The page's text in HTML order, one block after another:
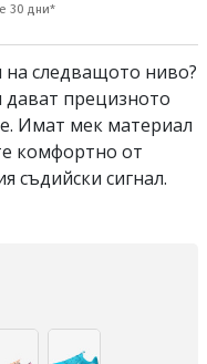
30 дни*
на следващото ниво?
прецизното
Имат мек материал
комфортно от
съдийски сигнал.